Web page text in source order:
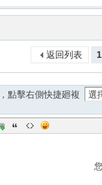
1
返回列表
點擊右側快捷廻複